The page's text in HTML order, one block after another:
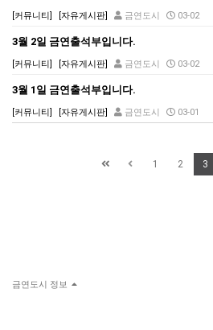
[커뮤니티] [자유게시판] 금연도시 03-02
3월 2일 금연출석부입니다.
[커뮤니티] [자유게시판] 금연도시 03-02
3월 1일 금연출석부입니다.
[커뮤니티] [자유게시판] 금연도시 03-01
1 2 3
금연도시 정보